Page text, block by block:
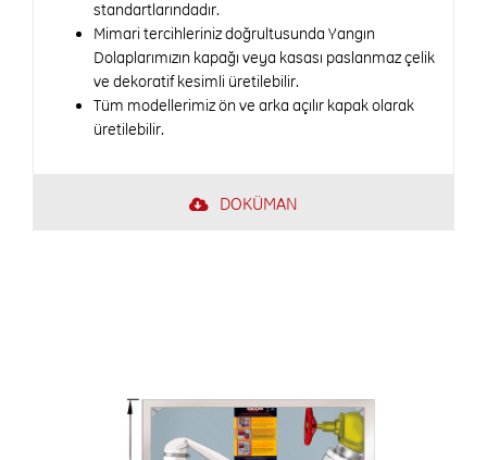
standartlarındadır.
Mimari tercihleriniz doğrultusunda Yangın
Dolaplarımızın kapağı veya kasası paslanmaz çelik
ve dekoratif kesimli üretilebilir.
Tüm modellerimiz ön ve arka açılır kapak olarak
üretilebilir.
DOKÜMAN